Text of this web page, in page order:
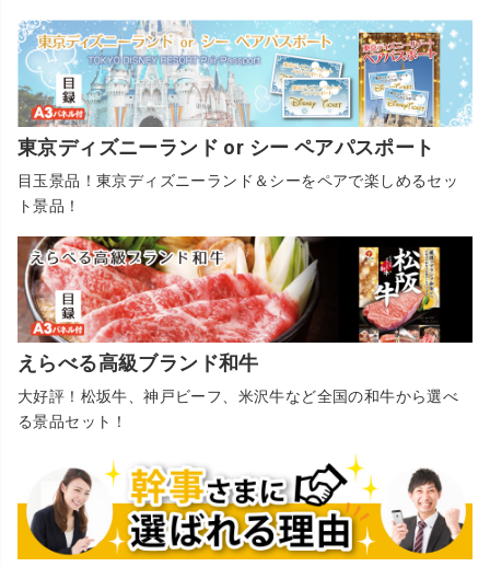
東京ディズニーランド or シー ペアパスポート
目玉景品！東京ディズニーランド＆シーをペアで楽しめるセッ
ト景品！
えらべる高級ブランド和牛
大好評！松坂牛、神戸ビーフ、米沢牛など全国の和牛から選べ
る景品セット！